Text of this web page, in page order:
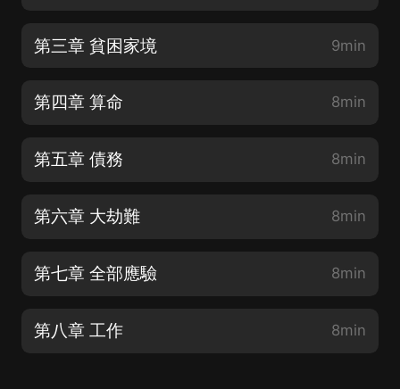
第三章 貧困家境 9min
第四章 算命 8min
第五章 債務 8min
第六章 大劫難 8min
第七章 全部應驗 8min
第八章 工作 8min